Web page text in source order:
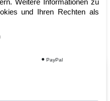
- Ihre Vorteile
und Ihren Rechten als
PayPal